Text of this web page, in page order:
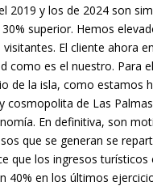
2019 y los de 2024 son
superior. Hemos
El cliente ahora
como es el nuestro. Para
de la isla, como estamos
cosmopolita de Las
En definitiva, son
que se generan se
que los ingresos
40% en los últimos